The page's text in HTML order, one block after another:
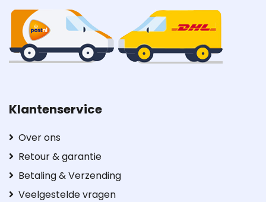
Klantenservice
Over ons
Retour & garantie
Betaling & Verzending
Veelgestelde vragen